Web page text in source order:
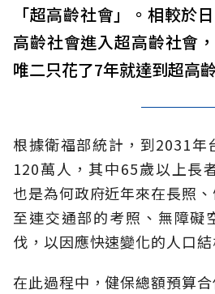
「超高齡社會」。相較於
高齡社會進入超高齡社會
唯二只花了7年就達到超高
根據衛福部統計，到2031年
120萬人，其中65歲以上長
也是為何政府近年來在長照
至連交通部的考照、無障礙
伐，以因應快速變化的人口結
在此過程中，健保總額預算